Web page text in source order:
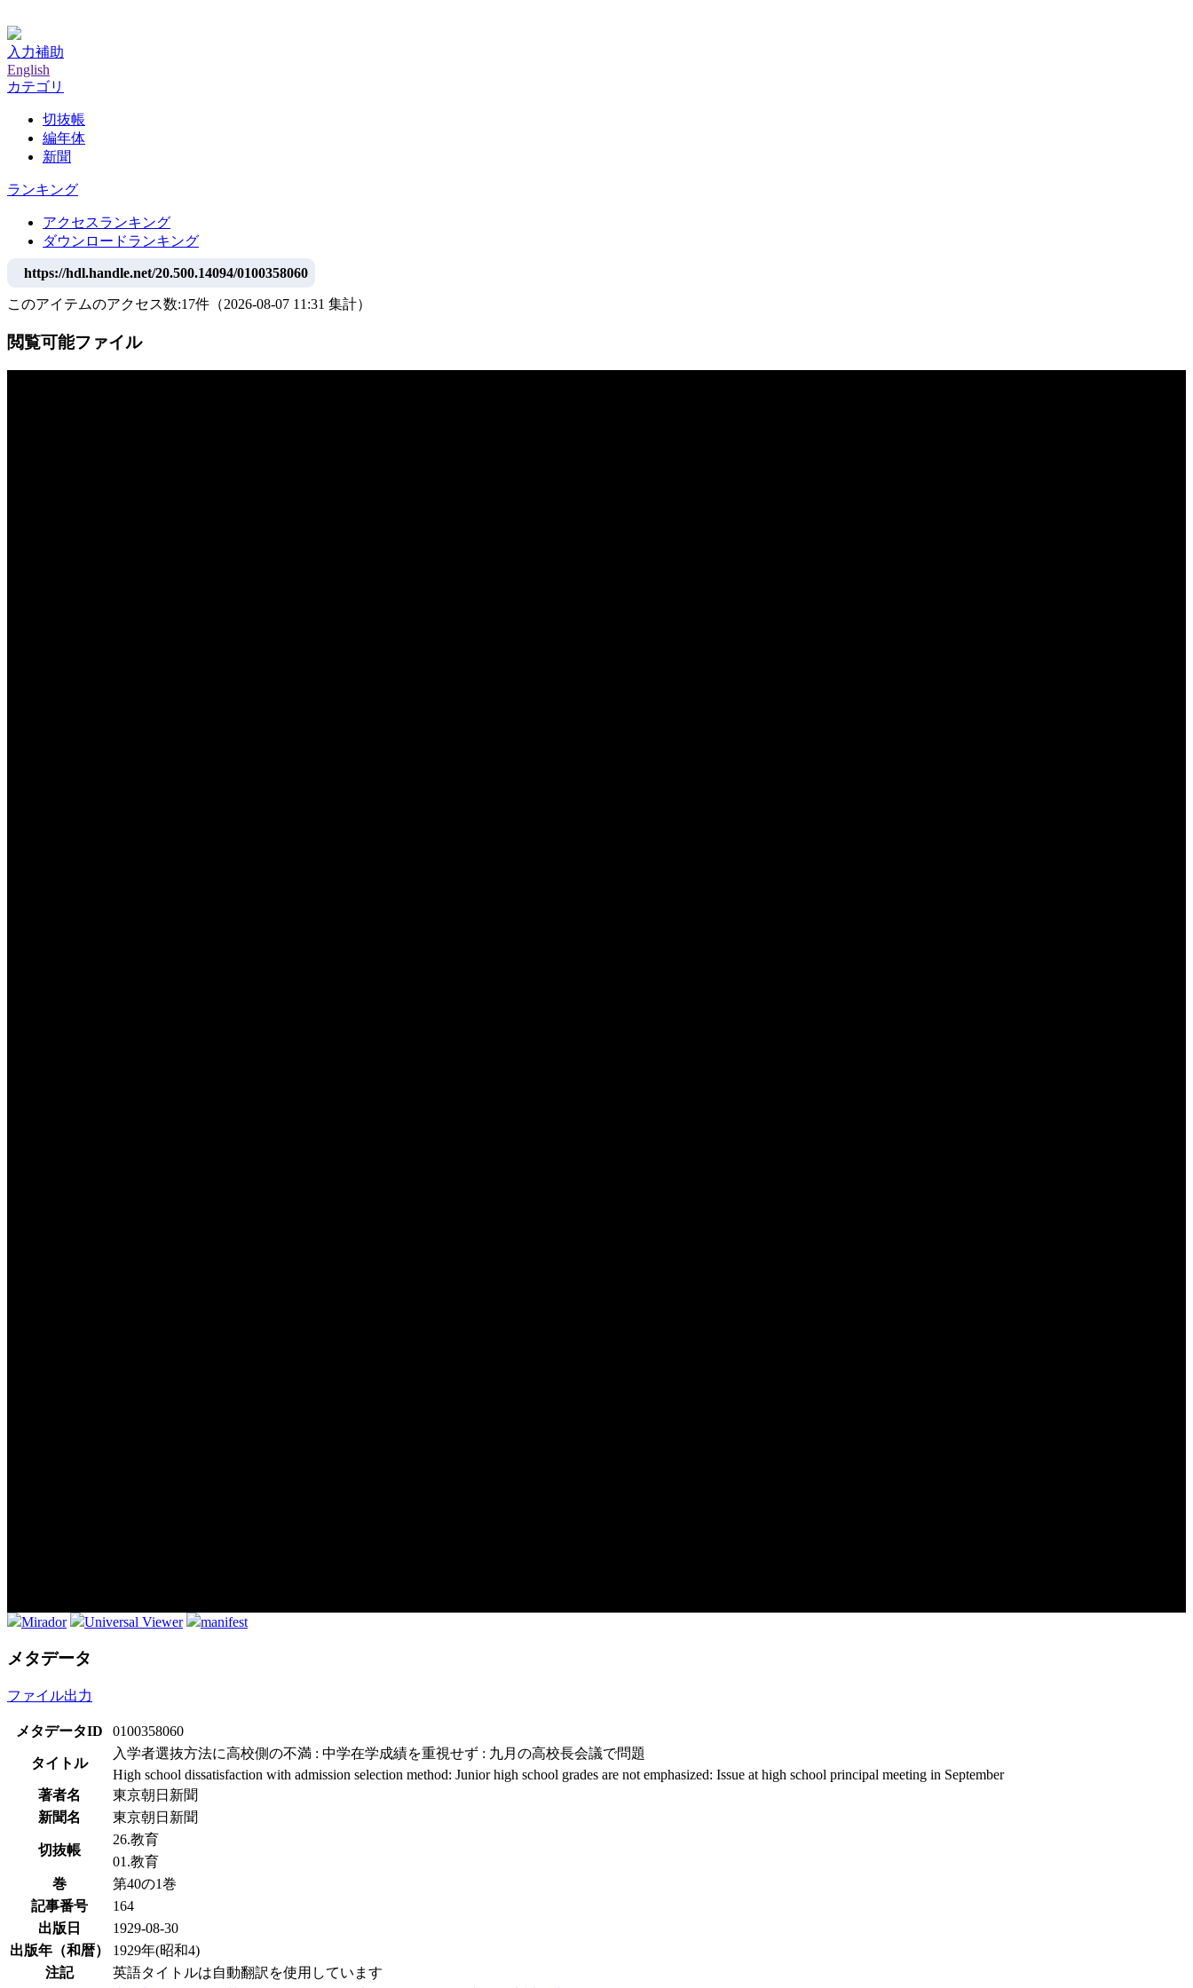
入力補助
English
カテゴリ
切抜帳
編年体
新聞
ランキング
アクセスランキング
ダウンロードランキング
https://hdl.handle.net/20.500.14094/0100358060
このアイテムのアクセス数:17件 （2026-08-07 11:31 集計）
閲覧可能ファイル
Mirador Universal Viewer manifest
メタデータ
ファイル出力
メタデータID 0100358060
タイトル
入学者選抜方法に高校側の不満 : 中学在学成績を重視せず : 九月の高校長会議で問題
High school dissatisfaction with admission selection method: Junior high school grades are not emphasized: Issue at high school principal meeting in September
著者名
東京朝日新聞
新聞名
東京朝日新聞
切抜帳
26.教育
01.教育
巻
第40の1巻
記事番号
164
出版日
1929-08-30
出版年（和暦）
1929年(昭和4)
注記
英語タイトルは自動翻訳を使用しています